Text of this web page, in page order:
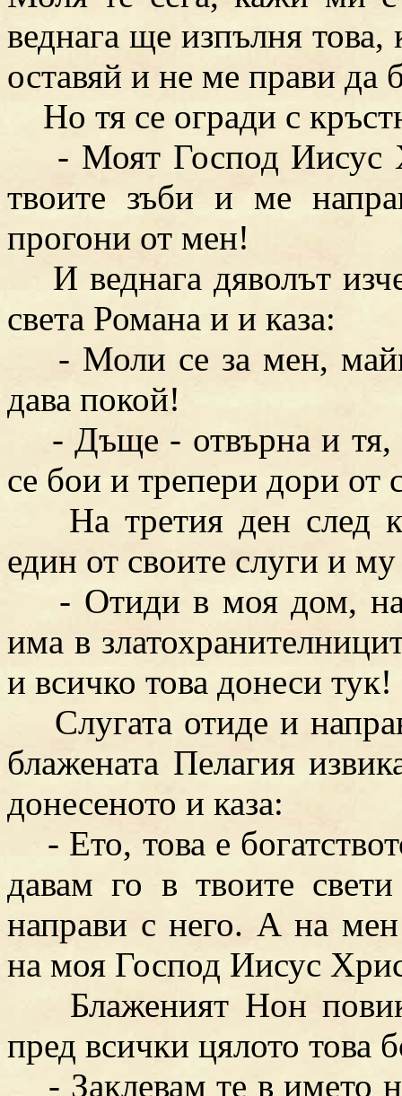
веднага ще изпълня
оставяй и не ме прави
Но тя се огради с
- Моят Господ Иисус
твоите зъби и ме
прогони от мен!
И веднага дяволът
света Романа и и каза:
- Моли се за мен,
дава покой!
- Дъще - отвърна и тя,
се бои и трепери дори от
На третия ден след
един от своите слуги и му
- Отиди в моя дом,
има в
и всичко това донеси тук!
Слугата отиде и
блажената Пелагия
донесеното и каза:
- Ето, това е
давам го в твоите
направи с него. А на мен
на моя Господ Иисус
Блаженият Нон
пред всички цялото това
- Заклевам те в името